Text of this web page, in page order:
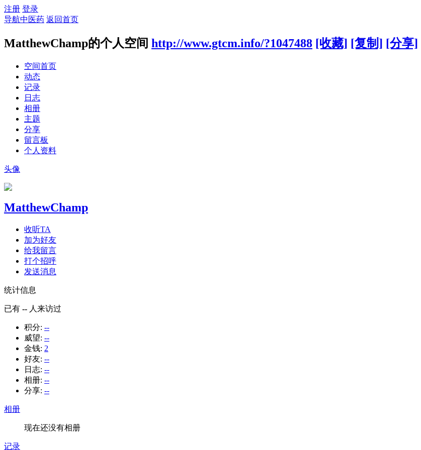
注册 登录
导航中医药 返回首页
MatthewChamp的个人空间 http://www.gtcm.info/?1047488 [收藏] [复制] [分享]
空间首页
动态
记录
日志
相册
主题
分享
留言板
个人资料
头像
MatthewChamp
收听TA
加为好友
给我留言
打个招呼
发送消息
统计信息
已有 -- 人来访过
积分: --
威望: --
金钱: 2
好友: --
日志: --
相册: --
分享: --
相册
现在还没有相册
记录